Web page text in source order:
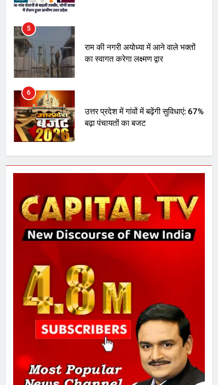
5
राम की नगरी अयोध्या में आने वाले भक्तों
का स्वागत करेगा लक्ष्मण द्वार
6
उत्तर प्रदेश में गांवों में बढ़ेंगी सुविधाएं: 67%
बढ़ा पंचायतों का बजट
7
गाजा युद्धविराम को लेकर बड़ी खबरें
8
चुनाव से पहले लालू परिवार पर बड़ा झटका,
तय किए
1
SRN अस्पताल का नाम अमर शहीद ठाकुर
रोशन सिंह के नाम पर करने की मांग तेज
अमर शहीद ठाकुर रोशन सिंह के नाम पर
स्वरूप रानी नेहरू चिकित्सालय का